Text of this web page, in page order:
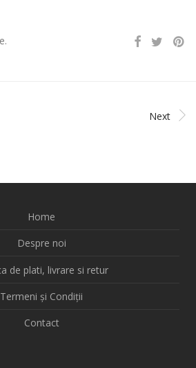
Next
Home
Despre noi
de plati, livrare si retur
Termeni și Condiții
Contact